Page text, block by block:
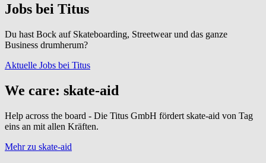
Jobs bei Titus
Du hast Bock auf Skateboarding, Streetwear und das ganze
Business drumherum?
Aktuelle Jobs bei Titus
We care: skate-aid
Help across the board - Die Titus GmbH fördert skate-aid von Tag
eins an mit allen Kräften.
Mehr zu skate-aid